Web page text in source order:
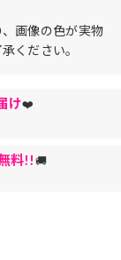
画像の色が実物
ください。
け❤️
料!!🚚